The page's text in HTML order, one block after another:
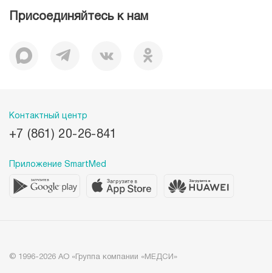
Документы
История
Присоединяйтесь к нам
Контактный центр
+7 (861) 20-26-841
Приложение SmartMed
© 1996-2026 АО «Группа компании «МЕДСИ»